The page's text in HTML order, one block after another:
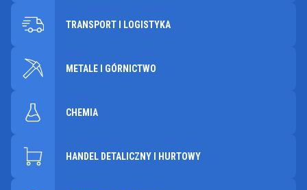
TRANSPORT I LOGISTYKA
METALE I GÓRNICTWO
CHEMIA
HANDEL DETALICZNY I HURTOWY